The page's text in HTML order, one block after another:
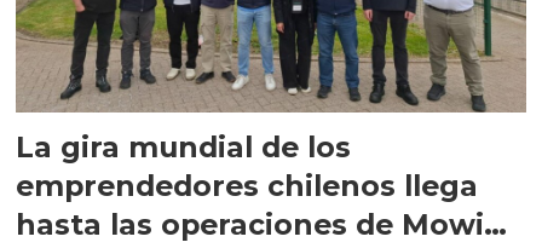
La gira mundial de los
emprendedores chilenos llega
hasta las operaciones de Mowi